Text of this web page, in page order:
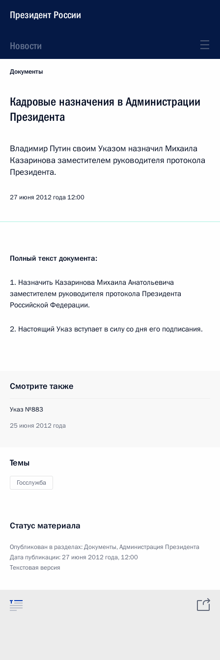
Президент России
Новости
Документы
Кадровые назначения в Администрации
Президента
Владимир Путин своим Указом назначил Михаила
Казаринова заместителем руководителя протокола
Президента.
27 июня 2012 года 12:00
Полный текст документа:
1. Назначить Казаринова Михаила Анатольевича
заместителем руководителя протокола Президента
Российской Федерации.
2. Настоящий Указ вступает в силу со дня его подписания.
Смотрите также
Указ №883
25 июня 2012 года
Темы
Госслужба
Статус материала
Опубликован в разделах:Документы,Администрация Президента
Дата публикации:27 июня 2012 года, 12:00
Текстовая версия